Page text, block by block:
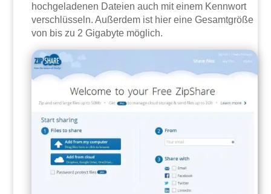
hochgeladenen Dateien auch mit einem Kennwort
verschlüsseln. Außerdem ist hier eine Gesamtgröße
von bis zu 2 Gigabyte möglich.